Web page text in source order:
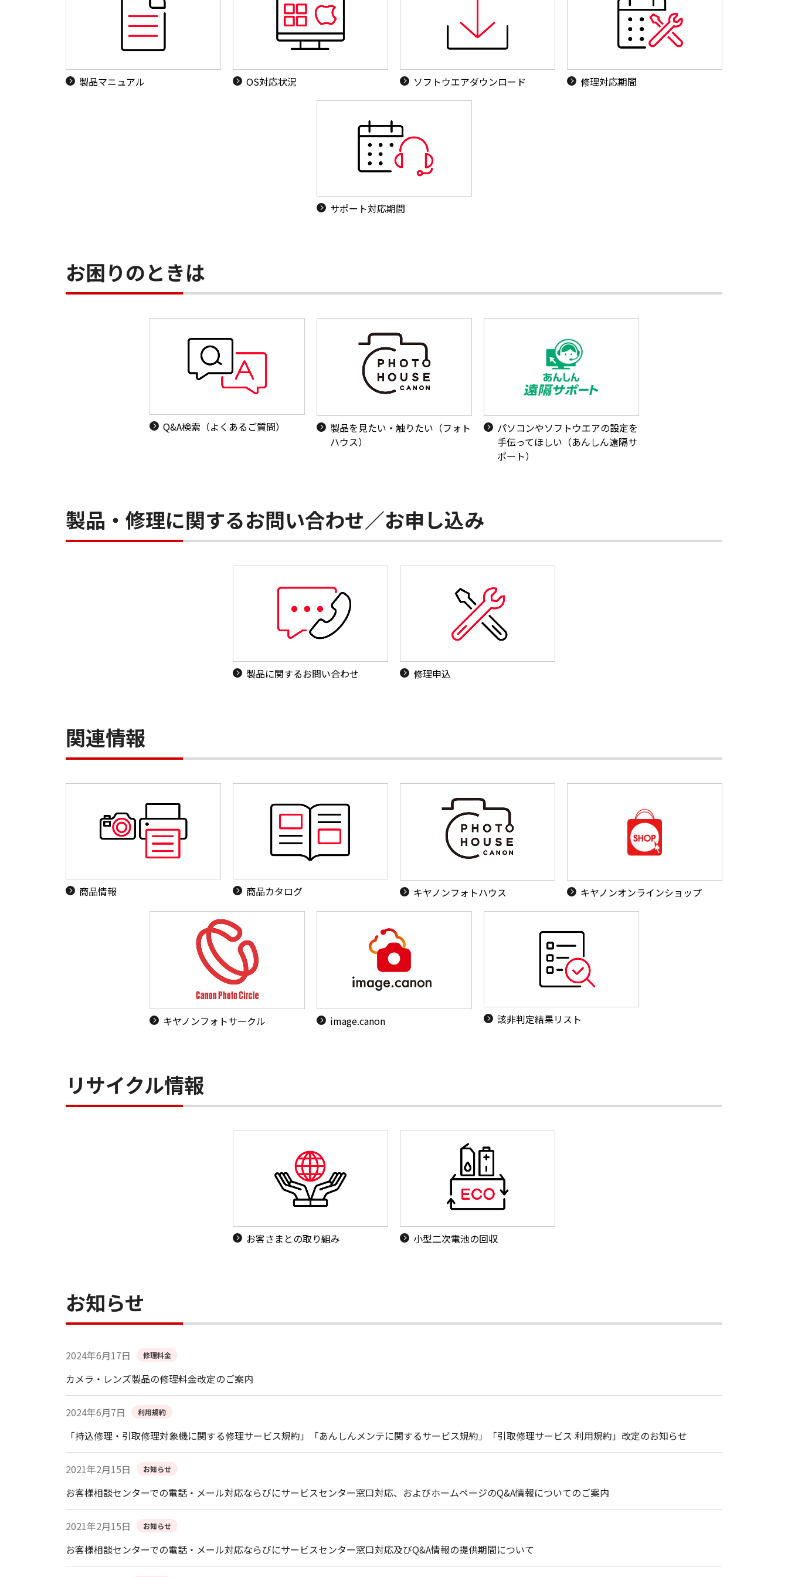
製品マニュアル OS対応状況 ソフトウエアダウンロード 修理対応期間
サポート対応期間
お困りのときは
Q&A検索（よくあるご質問）
製品を見たい・触りたい（フォト
ハウス）
パソコンやソフトウエアの設定を
手伝ってほしい（あんしん遠隔サ
ポート）
製品・修理に関するお問い合わせ／お申し込み
製品に関するお問い合わせ 修理申込
関連情報
商品情報 商品カタログ キヤノンフォトハウス キヤノンオンラインショップ
キヤノンフォトサークル image.canon 該非判定結果リスト
リサイクル情報
お客さまとの取り組み 小型二次電池の回収
お知らせ
2024年6月17日 修理料金
カメラ・レンズ製品の修理料金改定のご案内
2024年6月7日 利用規約
「持込修理・引取修理対象機に関する修理サービス規約」「あんしんメンテに関するサービス規約」「引取修理サービス 利用規約」改定のお知らせ
2021年2月15日 お知らせ
お客様相談センターでの電話・メール対応ならびにサービスセンター窓口対応、およびホームページのQ&A情報についてのご案内
2021年2月15日 お知らせ
お客様相談センターでの電話・メール対応ならびにサービスセンター窓口対応及びQ&A情報の提供期間について